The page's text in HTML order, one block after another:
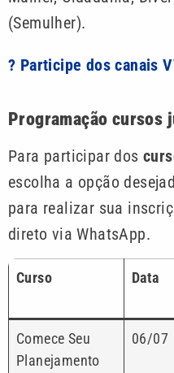
(Semulher).
? Participe dos canais
Programação cursos
Para participar dos
escolha a opção
para realizar sua
direto via WhatsApp.
Curso Data
Comece Seu
Planejamento
06/07